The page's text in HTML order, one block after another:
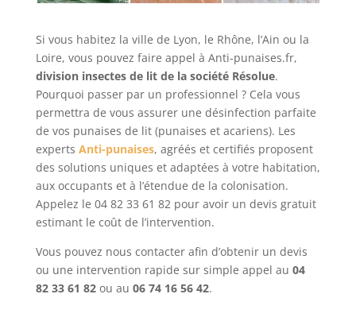
Si vous habitez la ville de Lyon, le Rhône, l’Ain ou la
Loire, vous pouvez faire appel à Anti-punaises.fr,
division insectes de lit de la société Résolue.
Pourquoi passer par un professionnel ? Cela vous
permettra de vous assurer une désinfection parfaite
de vos punaises de lit (punaises et acariens). Les
experts Anti-punaises, agréés et certifiés proposent
des solutions uniques et adaptées à votre habitation,
aux occupants et à l’étendue de la colonisation.
Appelez le 04 82 33 61 82 pour avoir un devis gratuit
estimant le coût de l’intervention.
Vous pouvez nous contacter afin d’obtenir un devis
ou une intervention rapide sur simple appel au 04
82 33 61 82ou au 06 74 16 56 42.